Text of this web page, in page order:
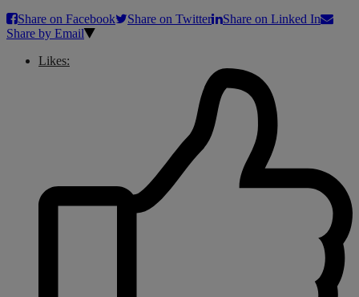
Share on Facebook
Share on Twitter
Share on Linked In
Share by Email
Likes: